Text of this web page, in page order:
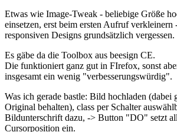
Etwas wie Image-Tweak - beliebige Größe
einsetzen, erst beim ersten Aufruf verkleinern
responsiven Designs grundsätzlich vergessen.
Es gäbe da die Toolbox aus beesign CE.
Die funktioniert ganz gut in FIrefox, sonst
insgesamt ein wenig "verbesserungswürdig".
Was ich gerade bastle: Bild hochladen (dabei
Original behalten), class per Schalter
Bildunterschrift dazu, -> Button "DO" setzt
Cursorposition ein.